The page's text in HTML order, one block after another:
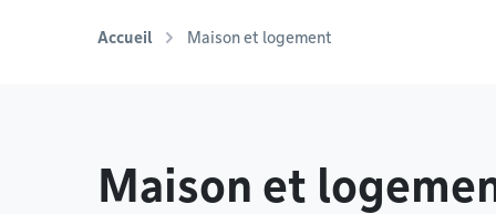
Accueil Maison et logement
Maison et